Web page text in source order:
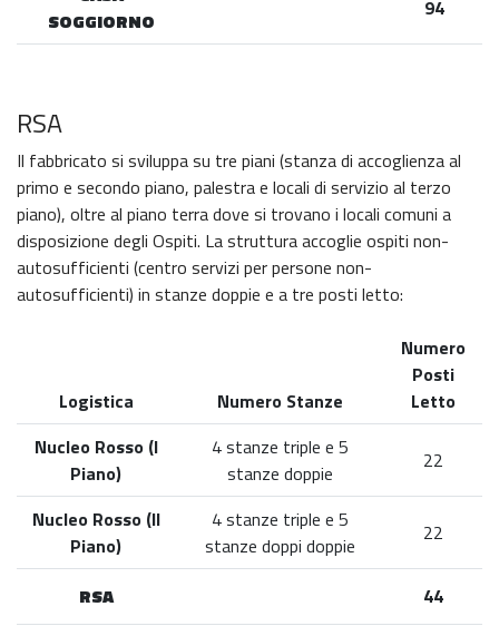
SOGGIORNO
94
RSA
Il fabbricato si sviluppa su tre piani (stanza di accoglienza al
primo e secondo piano, palestra e locali di servizio al terzo
piano), oltre al piano terra dove si trovano i locali comuni a
disposizione degli Ospiti. La struttura accoglie ospiti non-
autosufficienti (centro servizi per persone non-
autosufficienti) in stanze doppie e a tre posti letto:
Logistica Numero Stanze
Numero
Posti
Letto
Nucleo Rosso (I
Piano)
4 stanze triple e 5
stanze doppie
22
Nucleo Rosso (II
Piano)
4 stanze triple e 5
stanze doppi doppie
22
RSA 44